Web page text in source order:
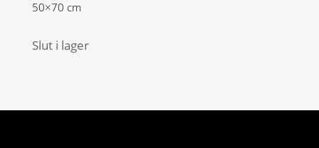
50×70 cm
Slut i lager